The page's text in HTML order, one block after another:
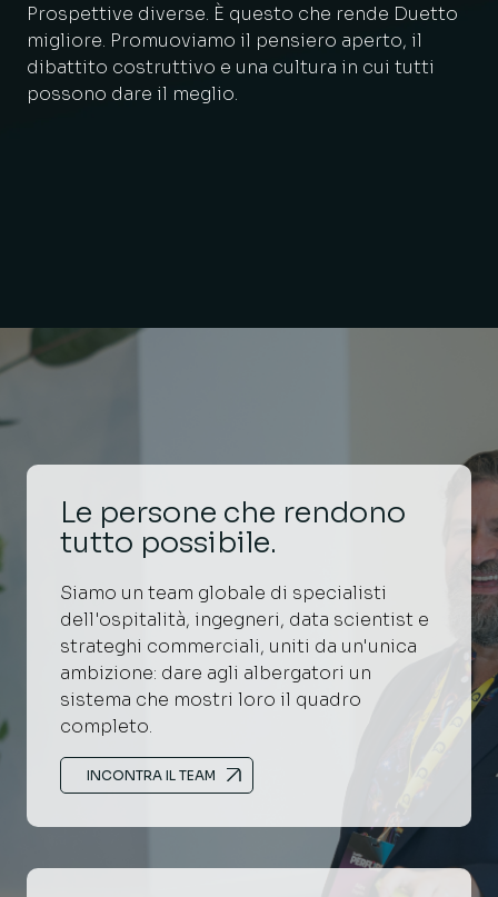
Prospettive diverse. È questo che rende Duetto
migliore. Promuoviamo il pensiero aperto, il
dibattito costruttivo e una cultura in cui tutti
possono dare il meglio.
Le persone che rendono
tutto possibile.
Siamo un team globale di specialisti
dell'ospitalità, ingegneri, data scientist e
strateghi commerciali, uniti da un'unica
ambizione: dare agli albergatori un
sistema che mostri loro il quadro
completo.
INCONTRA IL TEAM